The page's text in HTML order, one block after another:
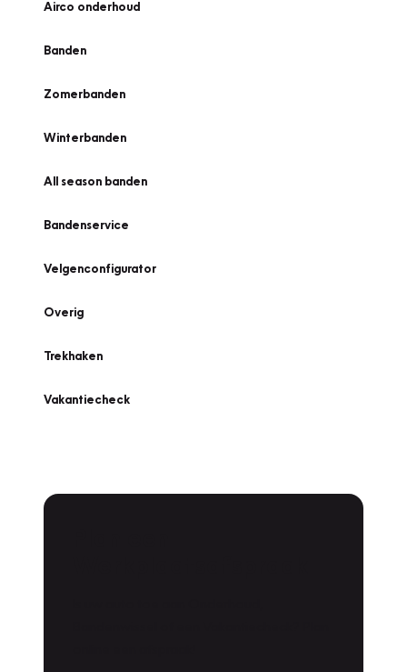
Airco onderhoud
Banden
Zomerbanden
Winterbanden
All season banden
Bandenservice
Velgenconfigurator
Overig
Trekhaken
Vakantiecheck